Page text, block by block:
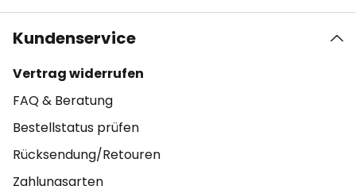
Kundenservice
Vertrag widerrufen
FAQ & Beratung
Bestellstatus prüfen
Rücksendung/Retouren
Zahlungsarten